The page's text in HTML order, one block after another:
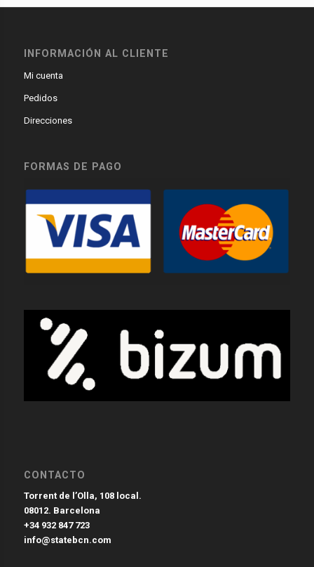
INFORMACIÓN AL CLIENTE
Mi cuenta
Pedidos
Direcciones
FORMAS DE PAGO
CONTACTO
Torrent de l’Olla, 108 local.
08012. Barcelona
+34 932 847 723
info@statebcn.com